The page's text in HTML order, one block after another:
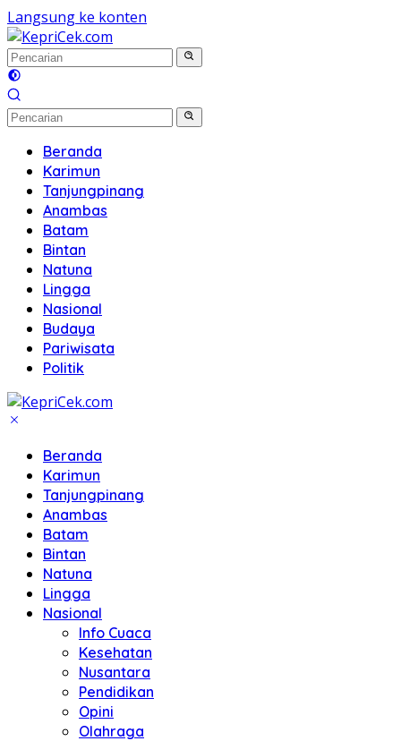
Langsung ke konten
Beranda
Karimun
Tanjungpinang
Anambas
Batam
Bintan
Natuna
Lingga
Nasional
Budaya
Pariwisata
Politik
Beranda
Karimun
Tanjungpinang
Anambas
Batam
Bintan
Natuna
Lingga
Nasional
Info Cuaca
Kesehatan
Nusantara
Pendidikan
Opini
Olahraga